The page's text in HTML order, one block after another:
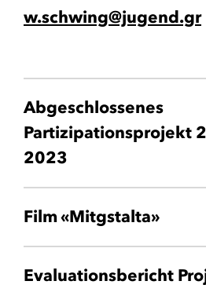
w.schwing@jugend.gr
Abgeschlossenes
Partizipationsprojekt
2023
Film «Mitgstalta»
Evaluationsbericht